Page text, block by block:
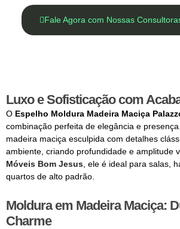
Fale Agora com Nossas
Luxo e Sofisticação com
O Espelho Moldura Madeira Maciça
combinação perfeita de elegância e
madeira maciça esculpida com detalhes
ambiente, criando profundidade e amplitude
Móveis Bom Jesus , ele é ideal para salas,
quartos de alto padrão.
Moldura em Madeira Maciça:
Charme